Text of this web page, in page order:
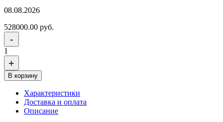
08.08.2026
528000.00 руб.
-
1
+
В корзину
Характеристики
Доставка и оплата
Описание